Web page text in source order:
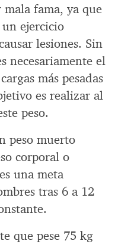
fama, ya que
un ejercicio
lesiones. Sin
necesariamente el
más pesadas
es realizar al
peso.
peso muerto
corporal o
una meta
tras 6 a 12
que pese 75 kg